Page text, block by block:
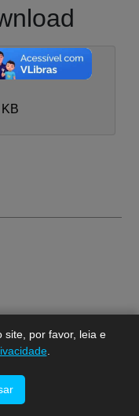
site, por favor, leia e
.